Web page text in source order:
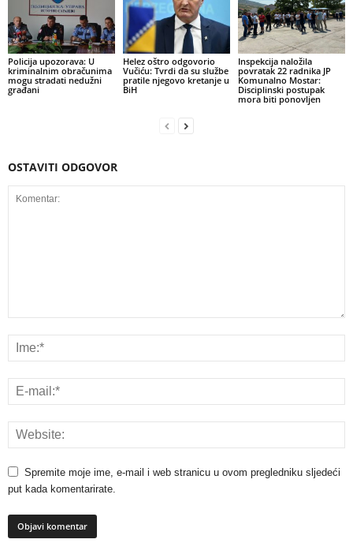
Policija upozorava: U
kriminalnim obračunima
mogu stradati nedužni
građani
Helez oštro odgovorio
Vučiću: Tvrdi da su službe
pratile njegovo kretanje u
BiH
Inspekcija naložila
povratak 22 radnika JP
Komunalno Mostar:
Disciplinski postupak
mora biti ponovljen
OSTAVITI ODGOVOR
Spremite moje ime, e-mail i web stranicu u ovom pregledniku sljedeći
put kada komentarirate.